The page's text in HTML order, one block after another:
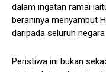
dalam ingatan ramai
beraninya menyambut
daripada seluruh
Peristiwa ini bukan